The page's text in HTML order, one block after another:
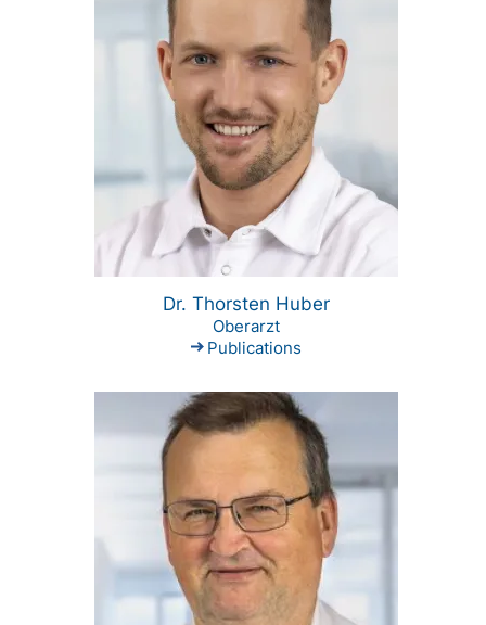
Dr. Thorsten Huber
Oberarzt
Publications